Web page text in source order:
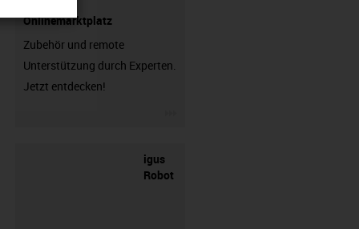
Onlinemarktplatz
Zubehör und remote
Unterstützung durch Experten.
Jetzt entdecken!
igus
Robot